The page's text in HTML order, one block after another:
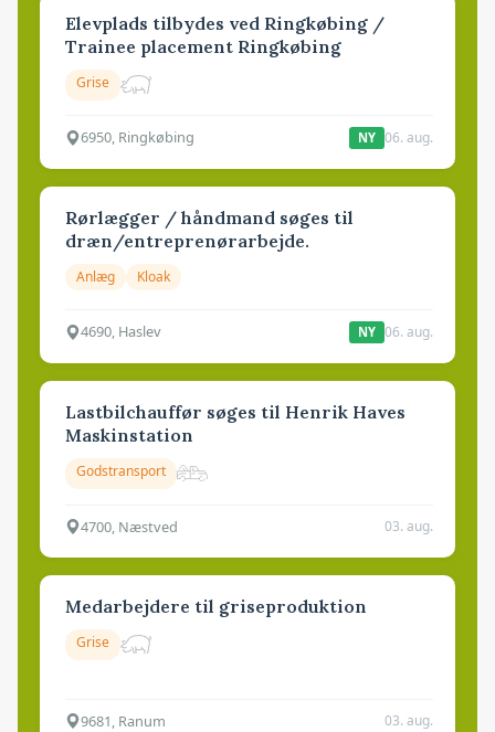
Elevplads tilbydes ved Ringkøbing /
Trainee placement Ringkøbing
Grise
6950, Ringkøbing NY 06. aug.
Rørlægger / håndmand søges til
dræn/entreprenørarbejde.
Anlæg Kloak
4690, Haslev NY 06. aug.
Lastbilchauffør søges til Henrik Haves
Maskinstation
Godstransport
4700, Næstved 03. aug.
Medarbejdere til griseproduktion
Grise
9681, Ranum 03. aug.